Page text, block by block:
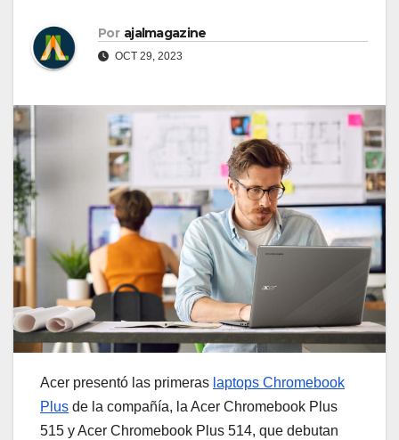
Por ajalmagazine
OCT 29, 2023
Acer presentó las primeras laptops Chromebook
Plus de la compañía, la Acer Chromebook Plus
515 y Acer Chromebook Plus 514, que debutan